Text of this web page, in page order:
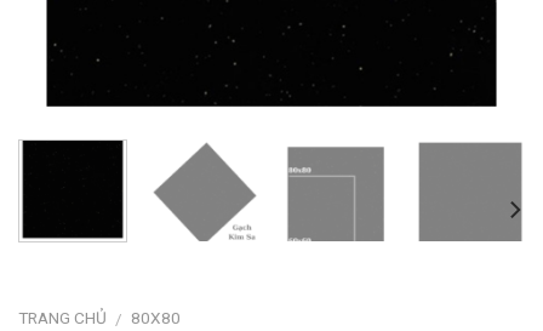
TRANG CHỦ / 80X80